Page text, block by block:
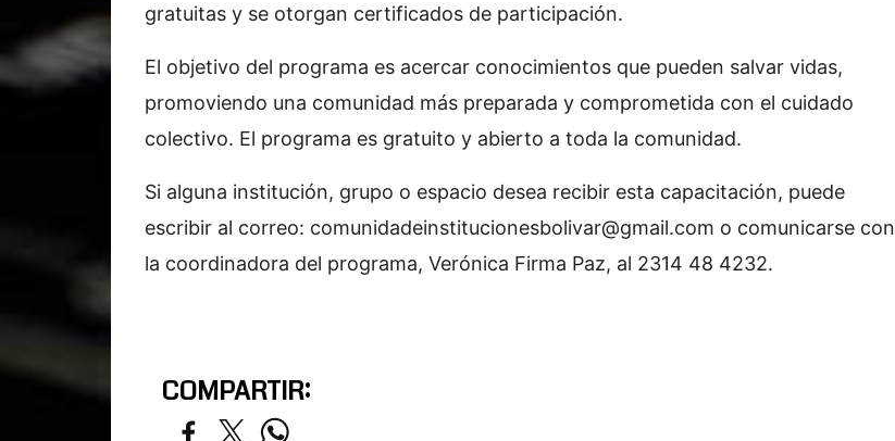
gratuitas y se otorgan certificados de participación.
El objetivo del programa es acercar conocimientos que pueden salvar vidas,
promoviendo una comunidad más preparada y comprometida con el cuidado
colectivo. El programa es gratuito y abierto a toda la comunidad.
Si alguna institución, grupo o espacio desea recibir esta capacitación, puede
escribir al correo: comunidadeinstitucionesbolivar@gmail.com o comunicarse con
la coordinadora del programa, Verónica Firma Paz, al 2314 48 4232.
COMPARTIR: